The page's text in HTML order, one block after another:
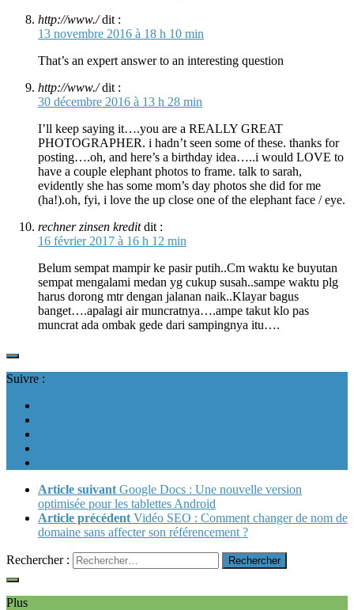
http://www./ dit :
13 novembre 2016 à 18 h 10 min
That’s an expert answer to an interesting question
http://www./ dit :
30 décembre 2016 à 13 h 28 min
I’ll keep saying it….you are a REALLY GREAT
PHOTOGRAPHER. i hadn’t seen some of these. thanks for
posting….oh, and here’s a birthday idea…..i would LOVE to
have a couple elephant photos to frame. talk to sarah,
evidently she has some mom’s day photos she did for me
(ha!).oh, fyi, i love the up close one of the elephant face / eye.
rechner zinsen kredit dit :
16 février 2017 à 16 h 12 min
Belum sempat mampir ke pasir putih..Cm waktu ke buyutan
sempat mengalami medan yg cukup susah..sampe waktu plg
harus dorong mtr dengan jalanan naik..Klayar bagus
banget….apalagi air muncratnya….ampe takut klo pas
muncrat ada ombak gede dari sampingnya itu….
Suivre :
Article suivant Google Docs : Une nouvelle version
optimisée pour les tablettes Android
Article précédent Vidéo SEO : Comment changer de nom de
domaine sans affecter son référencement ?
Rechercher :
Plus